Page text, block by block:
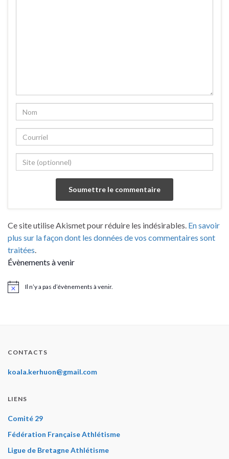
Ce site utilise Akismet pour réduire les indésirables. En savoir
plus sur la façon dont les données de vos commentaires sont
traitées.
Évènements à venir
NoticeIl n’y a pas d’évènements à venir.
CONTACTS
koala.kerhuon@gmail.com
LIENS
Comité 29
Fédération Française Athlétisme
Ligue de Bretagne Athlétisme